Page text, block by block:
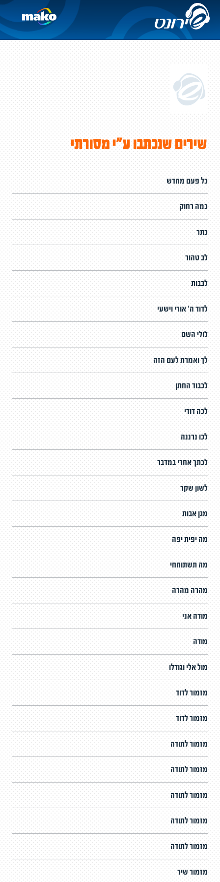
שירים שנכתבו ע"י מסורתי
כל פעם מחדש
כמה רחוק
כתר
לב טהור
לבבות
לדוד ה' אורי וישעי
לולי השם
לך ואמרת לעם הזה
לכבוד החתן
לכה דודי
לכו נרננה
לכתך אחרי במדבר
לשון שקר
מגן אבות
מה יפית יפה
מה תשתוחחי
מהרה מהרה
מודה אני
מודה
מול אלי וגודלו
מזמור לדוד
מזמור לדוד
מזמור לתודה
מזמור לתודה
מזמור לתודה
מזמור לתודה
מזמור לתודה
מזמור שיר